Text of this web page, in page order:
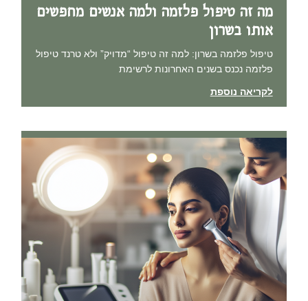
מה זה טיפול פלזמה ולמה אנשים מחפשים
אותו בשרון
טיפול פלזמה בשרון: למה זה טיפול “מדויק” ולא טרנד טיפול
פלזמה נכנס בשנים האחרונות לרשימת
לקריאה נוספת